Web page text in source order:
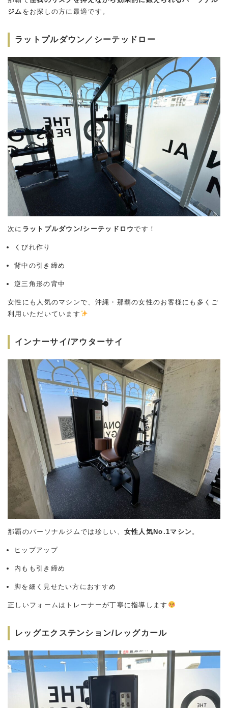
ジム をお探しの方に最適です。
ラットプルダウン／シーテッドロー
次に ラットプルダウン/シーテッドロウです！
くびれ作り
背中の引き締め
逆三角形の背中
女性にも人気のマシンで、沖縄・那覇の女性のお客様にも多くご
利用いただいています
インナーサイ/アウターサイ
那覇のパーソナルジムでは珍しい、 女性人気No.1マシン 。
ヒップアップ
内もも引き締め
脚を細く見せたい方におすすめ
正しいフォームはトレーナーが丁寧に指導します
レッグエクステンション/レッグカール